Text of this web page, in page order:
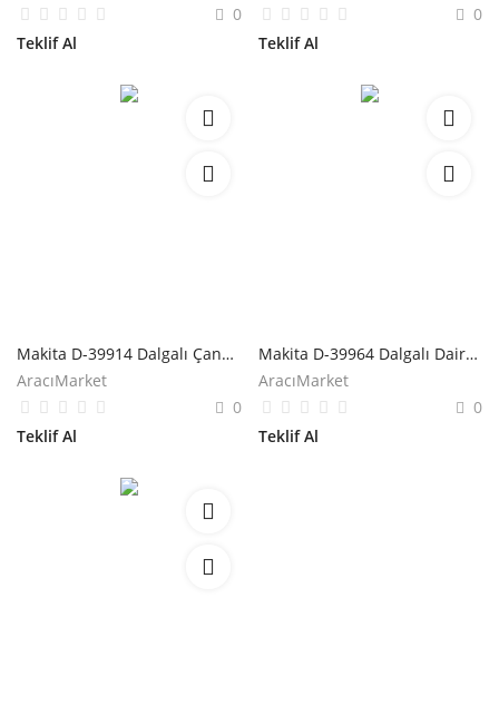
0
Teklif Al
0
Teklif Al
Makita D-39914 Dalgalı Çanak Tel Fırça
AracıMarket
0
Teklif Al
Makita D-39964 Dalgalı Daire Tel Fırça
AracıMarket
0
Teklif Al